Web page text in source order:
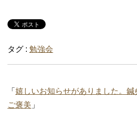
タグ : 勉強会
「 嬉しいお知らせがありました。
ご褒美 」